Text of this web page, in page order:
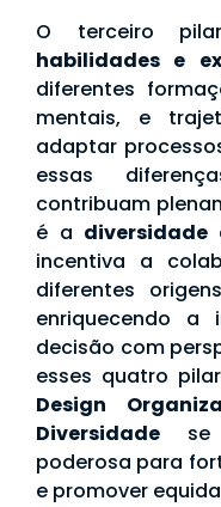
O terceiro
habilidades e
diferentes
mentais, e
adaptar
essas
contribuam
é a diversidade
incentiva a
diferentes
enriquecendo
decisão com
esses quatro
Design
Diversidade se
poderosa para
e promover